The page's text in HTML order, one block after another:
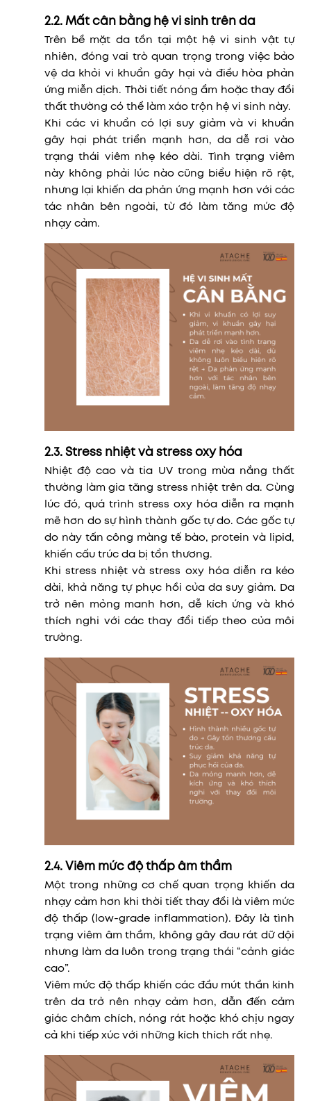
2.2. Mất cân bằng hệ vi sinh trên da
Trên bề mặt da tồn tại một hệ vi sinh vật tự
nhiên, đóng vai trò quan trọng trong việc bảo
vệ da khỏi vi khuẩn gây hại và điều hòa phản
ứng miễn dịch. Thời tiết nóng ẩm hoặc thay đổi
thất thường có thể làm xáo trộn hệ vi sinh này.
Khi các vi khuẩn có lợi suy giảm và vi khuẩn
gây hại phát triển mạnh hơn, da dễ rơi vào
trạng thái viêm nhẹ kéo dài. Tình trạng viêm
này không phải lúc nào cũng biểu hiện rõ rệt,
nhưng lại khiến da phản ứng mạnh hơn với các
tác nhân bên ngoài, từ đó làm tăng mức độ
nhạy cảm.
2.3. Stress nhiệt và stress oxy hóa
Nhiệt độ cao và tia UV trong mùa nắng thất
thường làm gia tăng stress nhiệt trên da. Cùng
lúc đó, quá trình stress oxy hóa diễn ra mạnh
mẽ hơn do sự hình thành gốc tự do. Các gốc tự
do này tấn công màng tế bào, protein và lipid,
khiến cấu trúc da bị tổn thương.
Khi stress nhiệt và stress oxy hóa diễn ra kéo
dài, khả năng tự phục hồi của da suy giảm. Da
trở nên mỏng manh hơn, dễ kích ứng và khó
thích nghi với các thay đổi tiếp theo của môi
trường.
2.4. Viêm mức độ thấp âm thầm
Một trong những cơ chế quan trọng khiến da
nhạy cảm hơn khi thời tiết thay đổi là viêm mức
độ thấp (low-grade inflammation). Đây là tình
trạng viêm âm thầm, không gây đau rát dữ dội
nhưng làm da luôn trong trạng thái “cảnh giác
cao”.
Viêm mức độ thấp khiến các đầu mút thần kinh
trên da trở nên nhạy cảm hơn, dẫn đến cảm
giác châm chích, nóng rát hoặc khó chịu ngay
cả khi tiếp xúc với những kích thích rất nhẹ.